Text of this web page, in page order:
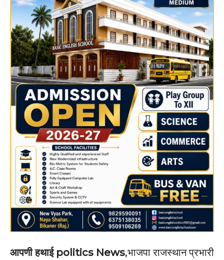
आपणी हथाई politics News,भाजपा राजस्थान प्रभारी